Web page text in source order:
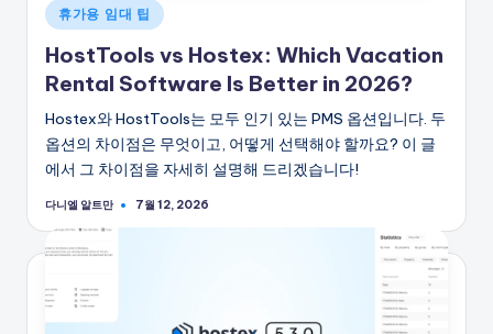
게
시
됨
휴가용 임대 팁
HostTools vs Hostex: Which Vacation
Rental Software Is Better in 2026?
Hostex와 HostTools는 모두 인기 있는 PMS 옵션입니다. 두
옵션의 차이점은 무엇이고, 어떻게 선택해야 할까요? 이 글
에서 그 차이점을 자세히 설명해 드리겠습니다!
게
자
다니엘 알트만 7월 12, 2026